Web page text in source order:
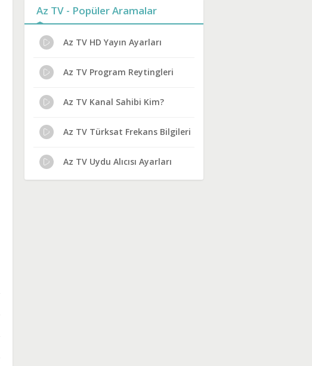
Az TV - Popüler Aramalar
Az TV HD Yayın Ayarları
Az TV Program Reytingleri
Az TV Kanal Sahibi Kim?
Az TV Türksat Frekans Bilgileri
Az TV Uydu Alıcısı Ayarları